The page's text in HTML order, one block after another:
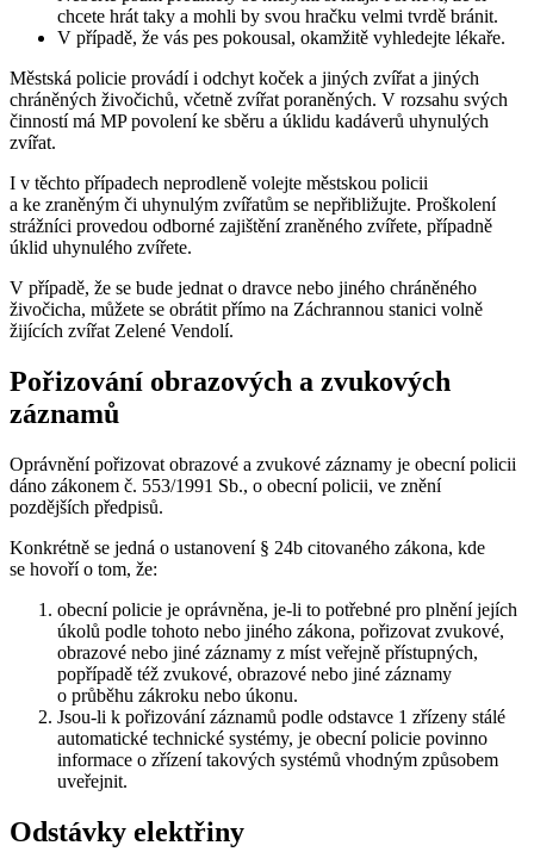
chcete hrát taky a mohli by svou hračku velmi tvrdě bránit.
V případě, že vás pes pokousal, okamžitě vyhledejte lékaře.
Městská policie provádí i odchyt koček a jiných zvířat a jiných
chráněných živočichů, včetně zvířat poraněných. V rozsahu svých
činností má MP povolení ke sběru a úklidu kadáverů uhynulých
zvířat.
I v těchto případech neprodleně volejte městskou policii
a ke zraněným či uhynulým zvířatům se nepřibližujte. Proškolení
strážníci provedou odborné zajištění zraněného zvířete, případně
úklid uhynulého zvířete.
V případě, že se bude jednat o dravce nebo jiného chráněného
živočicha, můžete se obrátit přímo na Záchrannou stanici volně
žijících zvířat Zelené Vendolí.
Pořizování obrazových a zvukových
záznamů
Oprávnění pořizovat obrazové a zvukové záznamy je obecní policii
dáno zákonem č. 553/1991 Sb., o obecní policii, ve znění
pozdějších předpisů.
Konkrétně se jedná o ustanovení § 24b citovaného zákona, kde
se hovoří o tom, že:
obecní policie je oprávněna, je-li to potřebné pro plnění jejích
úkolů podle tohoto nebo jiného zákona, pořizovat zvukové,
obrazové nebo jiné záznamy z míst veřejně přístupných,
popřípadě též zvukové, obrazové nebo jiné záznamy
o průběhu zákroku nebo úkonu.
Jsou-li k pořizování záznamů podle odstavce 1 zřízeny stálé
automatické technické systémy, je obecní policie povinno
informace o zřízení takových systémů vhodným způsobem
uveřejnit.
Odstávky elektřiny